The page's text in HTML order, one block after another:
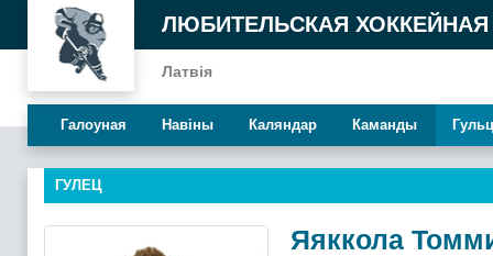
ЛЮБИТЕЛЬСКАЯ ХОККЕЙНАЯ
Латвія
Галоуная Навiны Каляндар Каманды
ГУЛЕЦ
Яяккола